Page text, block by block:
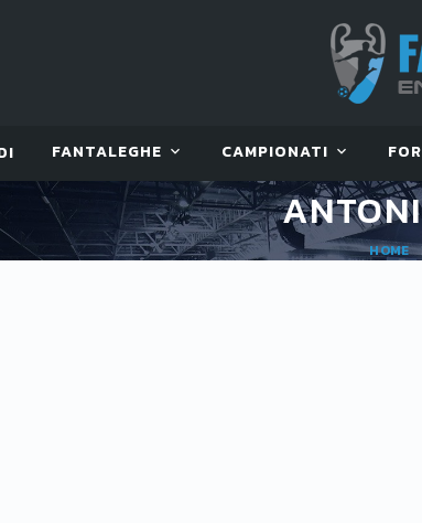
FANTALEGHE CAMPIONATI
HOME